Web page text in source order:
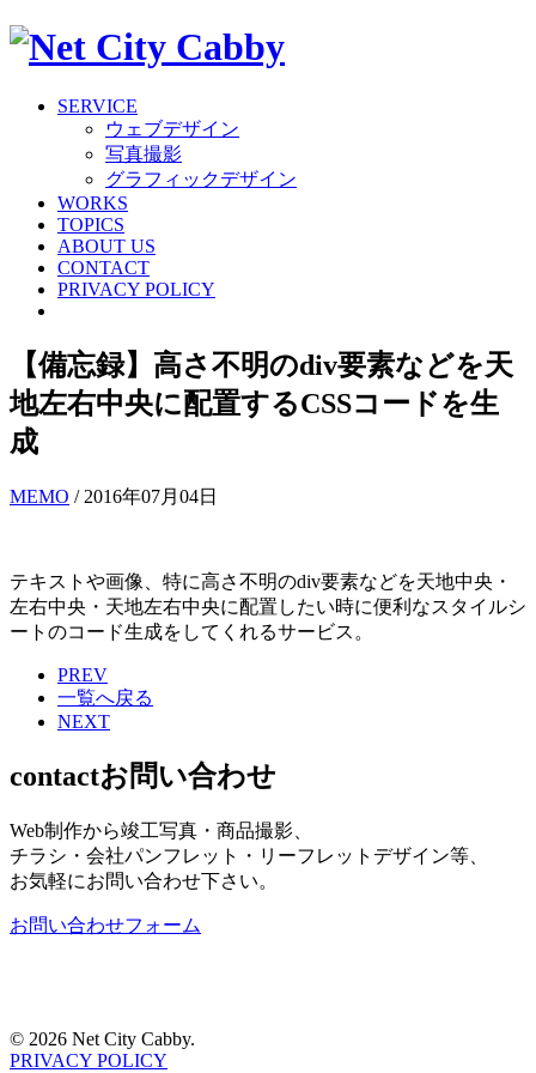
SERVICE
ウェブデザイン
写真撮影
グラフィックデザイン
WORKS
TOPICS
ABOUT US
CONTACT
PRIVACY POLICY
【備忘録】高さ不明のdiv要素などを天
地左右中央に配置するCSSコードを生
成
MEMO / 2016年07月04日
テキストや画像、特に高さ不明のdiv要素などを天地中央・
左右中央・天地左右中央に配置したい時に便利なスタイルシ
ートのコード生成をしてくれるサービス。
PREV
一覧へ戻る
NEXT
contactお問い合わせ
Web制作から竣工写真・商品撮影、
チラシ・会社パンフレット・リーフレットデザイン等、
お気軽にお問い合わせ下さい。
お問い合わせフォーム
© 2026 Net City Cabby.
PRIVACY POLICY